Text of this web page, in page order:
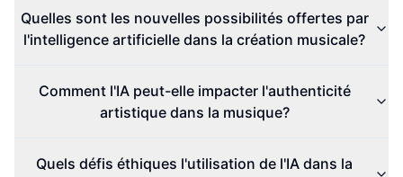
Quelles sont les nouvelles possibilités offertes par
l'intelligence artificielle dans la création musicale?
Comment l'IA peut-elle impacter l'authenticité
artistique dans la musique?
Quels défis éthiques l'utilisation de l'IA dans la